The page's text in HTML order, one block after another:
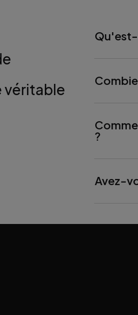
véritable
Qu'est-
?
Avez-